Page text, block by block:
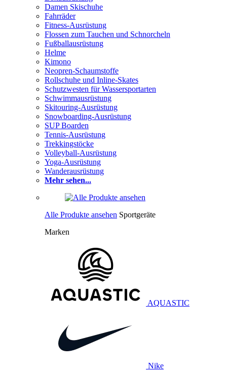
Damen Skischuhe
Fahrräder
Fitness-Ausrüstung
Flossen zum Tauchen und Schnorcheln
Fußballausrüstung
Helme
Kimono
Neopren-Schaumstoffe
Rollschuhe und Inline-Skates
Schutzwesten für Wassersportarten
Schwimmausrüstung
Skitouring-Ausrüstung
Snowboarding-Ausrüstung
SUP Boarden
Tennis-Ausrüstung
Trekkingstöcke
Volleyball-Ausrüstung
Yoga-Ausrüstung
Wanderausrüstung
Mehr sehen...
Alle Produkte ansehen Sportgeräte
Marken
AQUASTIC
Nike